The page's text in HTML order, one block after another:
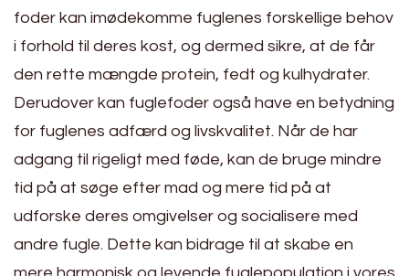
foder kan imødekomme fuglenes forskellige behov
i forhold til deres kost, og dermed sikre, at de får
den rette mængde protein, fedt og kulhydrater.
Derudover kan fuglefoder også have en betydning
for fuglenes adfærd og livskvalitet. Når de har
adgang til rigeligt med føde, kan de bruge mindre
tid på at søge efter mad og mere tid på at
udforske deres omgivelser og socialisere med
andre fugle. Dette kan bidrage til at skabe en